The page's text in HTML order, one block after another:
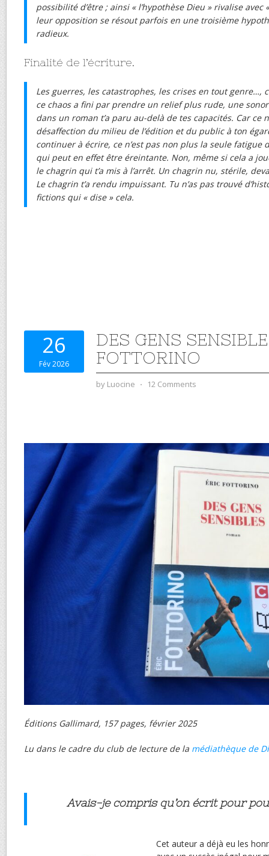
possibilité d’être ; ainsi « l’hypothèse Dieu » rivalise avec
leur opposition se résout parfois en une troisième
radieux.
Finalité de l’écriture.
Les guerres, les catastrophes, les crises en tout genre…,
ce chaos a fini par prendre un relief plus rude, une
dans un roman t’a paru au-delà de tes capacités. Car ce
désaffection du milieu de l’édition et du public à ton
continuer à écrire, ce n’est pas non plus la seule fatigue
qui peut en effet être éreintante. Non, même si cela a
le chagrin qui t’a mis à l’arrêt. Un chagrin nu, stérile,
Le chagrin t’a rendu impuissant. Tu n’as pas trouvé
fictions qui « dise » cela.
26
Fév 2026
DES GENS
FOTTORINO
by Luocine ⋅ 12 Comments
Éditions Gallimard, 157 pages, février 2025
Lu dans le cadre du club de lecture de la médiathèque de
Avais-je compris qu’on écrit pour
Cet auteur a déjà eu les